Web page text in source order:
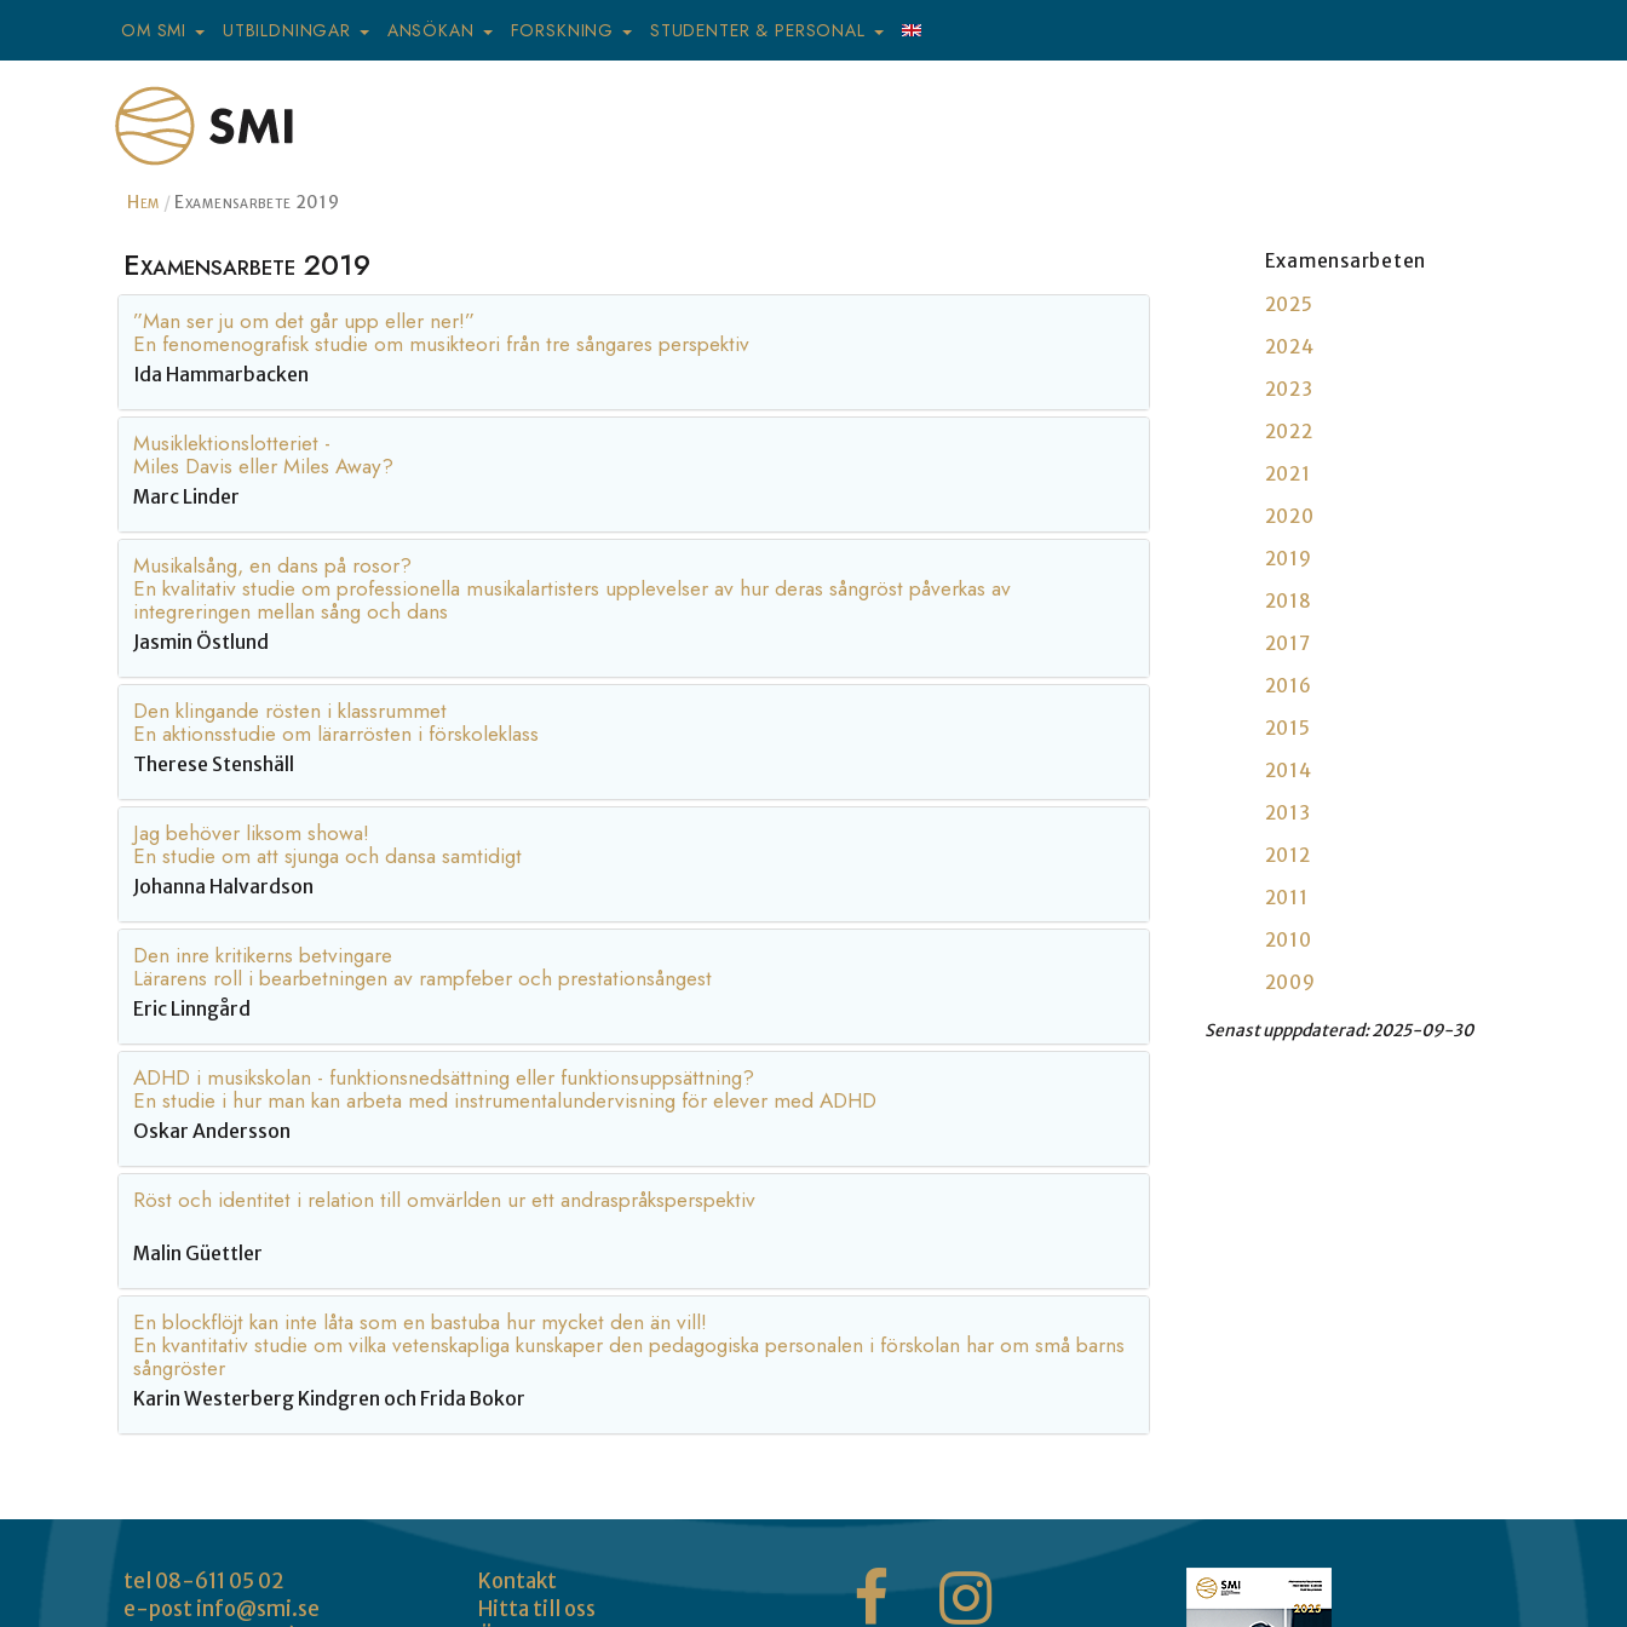
OM SMI UTBILDNINGAR ANSÖKAN FORSKNING STUDENTER & PERSONAL
Hem Examensarbete 2019
Examensarbete 2019
”Man ser ju om det går upp eller ner!”
En fenomenografisk studie om musikteori från tre sångares perspektiv
Ida Hammarbacken
Musiklektionslotteriet -
Miles Davis eller Miles Away?
Marc Linder
Musikalsång, en dans på rosor?
En kvalitativ studie om professionella musikalartisters upplevelser av hur deras sångröst påverkas av
integreringen mellan sång och dans
Jasmin Östlund
Den klingande rösten i klassrummet
En aktionsstudie om lärarrösten i förskoleklass
Therese Stenshäll
Jag behöver liksom showa!
En studie om att sjunga och dansa samtidigt
Johanna Halvardson
Den inre kritikerns betvingare
Lärarens roll i bearbetningen av rampfeber och prestationsångest
Eric Linngård
ADHD i musikskolan - funktionsnedsättning eller funktionsuppsättning?
En studie i hur man kan arbeta med instrumentalundervisning för elever med ADHD
Oskar Andersson
Röst och identitet i relation till omvärlden ur ett andraspråksperspektiv
Malin Güettler
En blockflöjt kan inte låta som en bastuba hur mycket den än vill!
En kvantitativ studie om vilka vetenskapliga kunskaper den pedagogiska personalen i förskolan har om små barns
sångröster
Karin Westerberg Kindgren och Frida Bokor
Examensarbeten
2025
2024
2023
2022
2021
2020
2019
2018
2017
2016
2015
2014
2013
2012
2011
2010
2009
Senast upppdaterad:2025-09-30
tel 08-611 05 02
e-post info@smi.se
Kontakt
Hitta till oss